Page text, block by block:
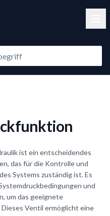
ist ein entscheidendes
das für die Kontrolle und
Systems zuständig ist. Es
und
um das geeignete
Ventil ermöglicht eine